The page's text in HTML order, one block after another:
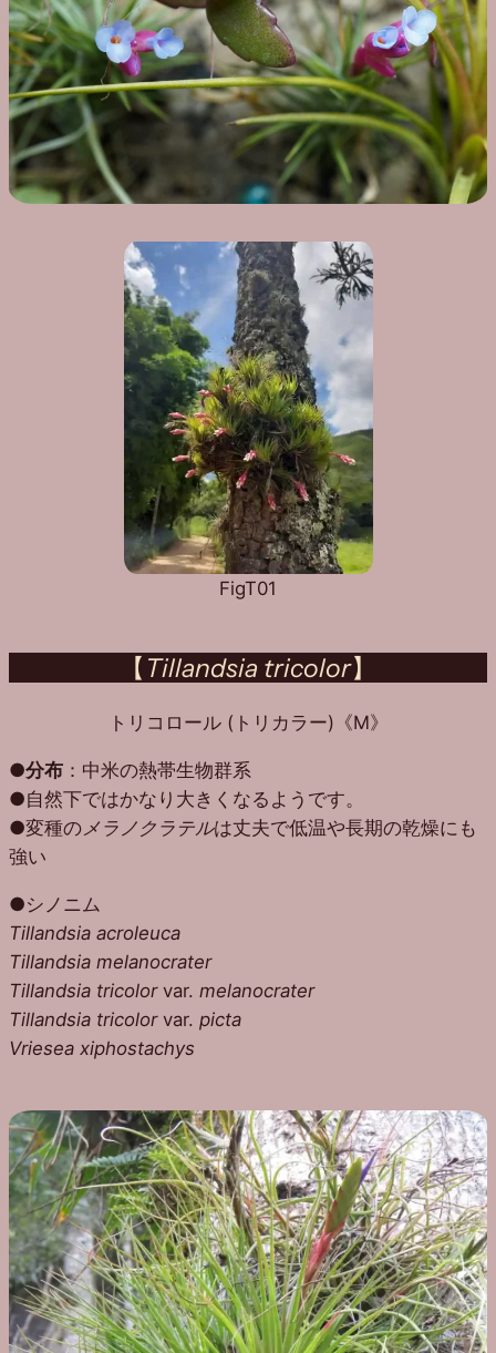
FigT01
【 Tillandsia tricolor】
トリコロール (トリカラー)《M》
●分布 ：中米の熱帯生物群系
●自然下ではかなり大きくなるようです。
●変種の メラノクラテルは丈夫で低温や長期の乾燥にも
強い
●シノニム
Tillandsia acroleuca
Tillandsia melanocrater
Tillandsia tricolor var. melanocrater
Tillandsia tricolor var. picta
Vriesea xiphostachys